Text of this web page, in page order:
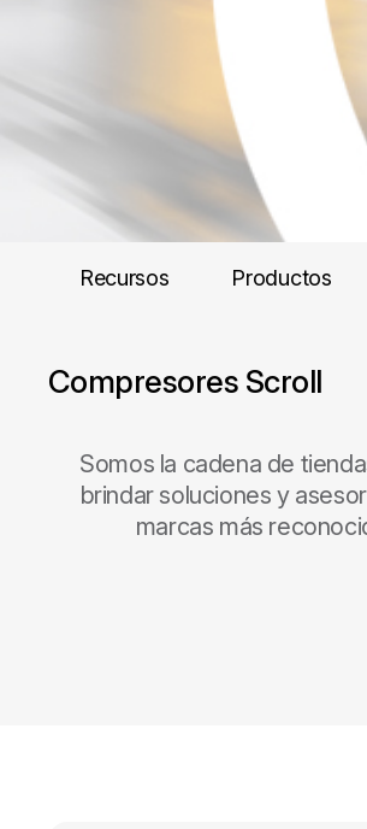
Recursos Productos
Compresores Scroll
Somos la cadena de
brindar soluciones y
marcas más